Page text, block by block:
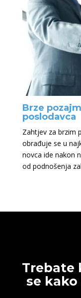
Brze
poslodavca
Zahtjev za brzim
obrađuje se u
novca ide nakon
od podnošenja
Trebate
se